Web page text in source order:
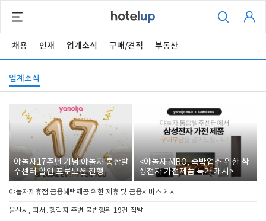
채용 인재 업계소식 구매/견적 부동산
업계소식
야놀자17주년 기념 야놀자 통합발
주센터 할인 프로모션 진행
<야놀자 MRO, 숙박업소 위한 삼
성전자 가전제품 특가 개시>
야놀자제휴점 금융혜택제공 위한 제휴 및 금융서비스 게시
울산시, 피서․행락지 주변 불법행위 19건 적발